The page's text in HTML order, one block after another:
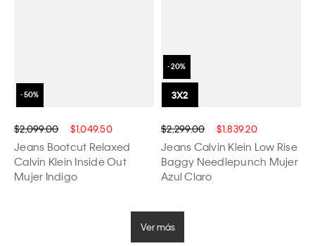
$2,099.00 $1,049.50
Jeans Bootcut Relaxed
Calvin Klein Inside Out
Mujer Indigo
$2,299.00 $1,839.20
Jeans Calvin Klein Low Rise
Baggy Needlepunch Mujer
Azul Claro
Ver más